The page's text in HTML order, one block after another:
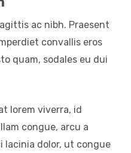
ac nibh. Praesent
convallis eros
quam, sodales eu dui
lorem viverra, id
congue, arcu a
lacinia dolor, ut congue